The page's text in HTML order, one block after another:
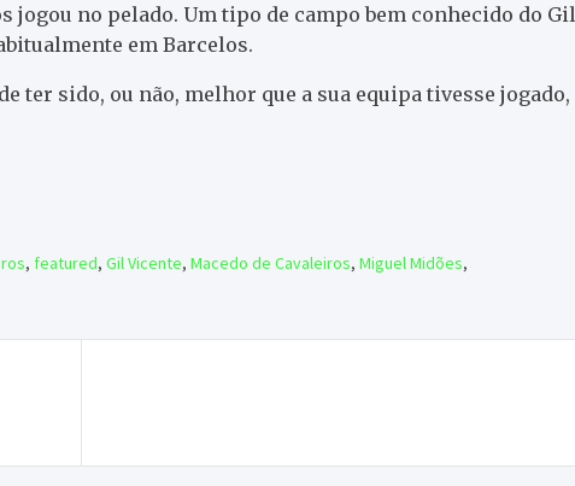
jogou no pelado. Um tipo de campo bem conhecido do Gil
em Barcelos.
ter sido, ou não, melhor que a sua equipa tivesse jogado,
, featured, Gil Vicente, Macedo de Cavaleiros, Miguel Midões,